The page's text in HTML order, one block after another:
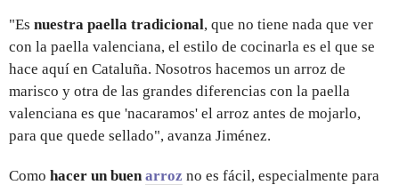
"Es nuestra paella tradicional, que no tiene nada que ver
con la paella valenciana, el estilo de cocinarla es el que se
hace aquí en Cataluña. Nosotros hacemos un arroz de
marisco y otra de las grandes diferencias con la paella
valenciana es que 'nacaramos' el arroz antes de mojarlo,
para que quede sellado", avanza Jiménez.
Como hacer un buenarroz no es fácil, especialmente para